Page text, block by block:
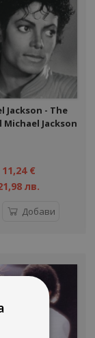
Jackson ‎- The
Michael Jackson
11,24 €
лв.
Добави